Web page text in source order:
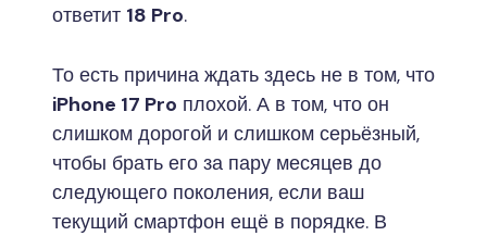
ответит 18 Pro.
То есть причина ждать здесь не в том, что
iPhone 17 Pro плохой. А в том, что он
слишком дорогой и слишком серьёзный,
чтобы брать его за пару месяцев до
следующего поколения, если ваш
текущий смартфон ещё в порядке. В